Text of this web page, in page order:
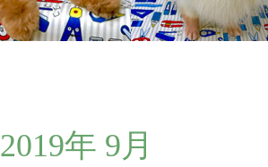
2019年 9月